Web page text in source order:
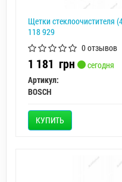
Щетки стеклоочистителя
118 929
0 отзывов
1 181 грн
сегодня
Артикул:
BOSCH
КУПИТЬ